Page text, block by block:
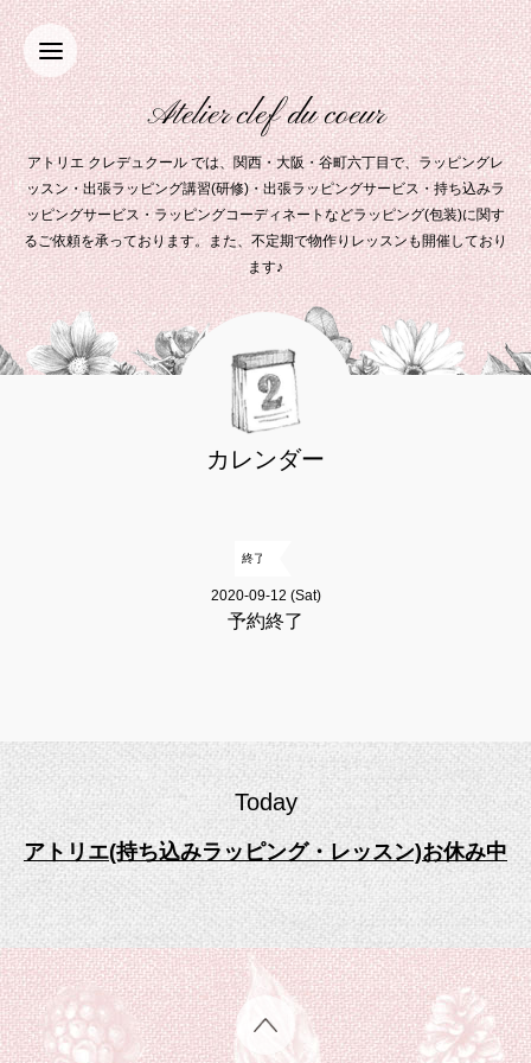
Atelier clef du coeur
アトリエ クレデュクール では、関西・大阪・谷町六丁目で、ラッピングレ
ッスン・出張ラッピング講習(研修)・出張ラッピングサービス・持ち込みラ
ッピングサービス・ラッピングコーディネートなどラッピング(包装)に関す
るご依頼を承っております。また、不定期で物作りレッスンも開催しており
ます♪
カレンダー
終了
2020-09-12 (Sat)
予約終了
Today
アトリエ(持ち込みラッピング・レッスン)お休み中